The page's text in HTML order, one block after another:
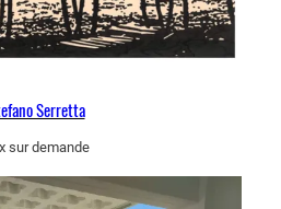
Serretta
sur demande